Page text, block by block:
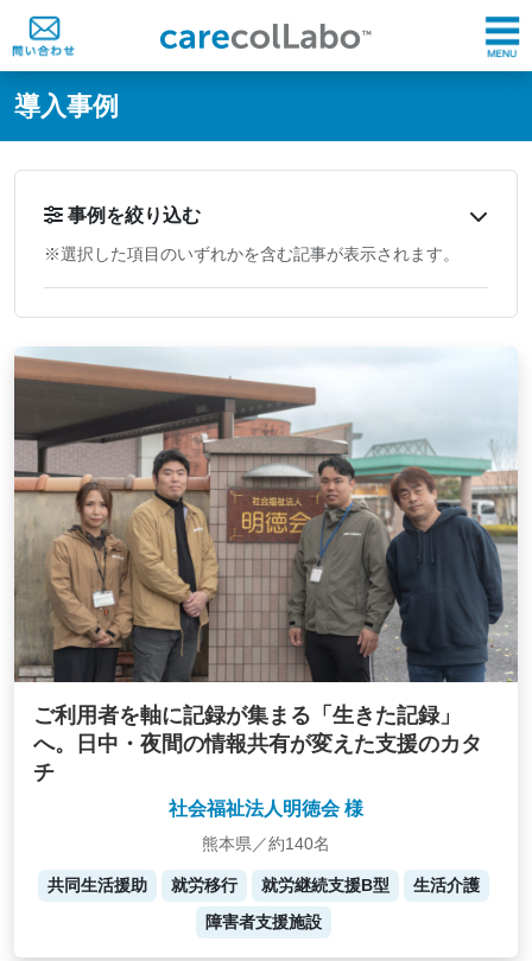
@ -0,0 +1,60 @@
導入事例
事例を絞り込む
※選択した項目のいずれかを含む記事が表示されます。
ご利用者を軸に記録が集まる「生きた記録」
へ。日中・夜間の情報共有が変えた支援のカタ
チ
社会福祉法人明徳会 様
熊本県／約140名
共同生活援助 就労移行 就労継続支援B型
生活介護
障害者支援施設